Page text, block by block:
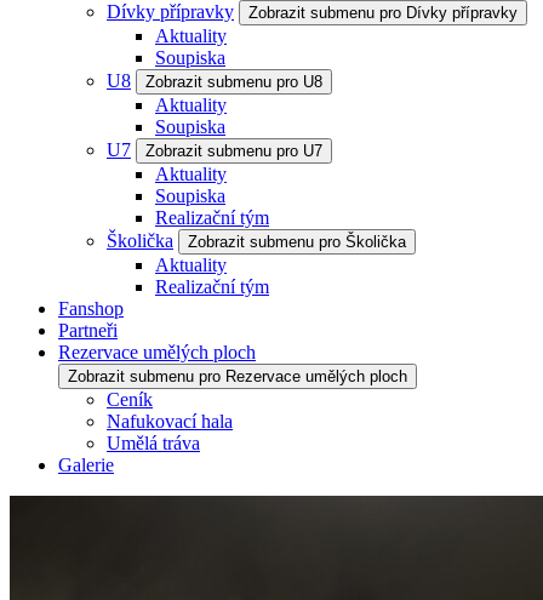
Dívky přípravky
Zobrazit submenu pro Dívky přípravky
Aktuality
Soupiska
U8
Zobrazit submenu pro U8
Aktuality
Soupiska
U7
Zobrazit submenu pro U7
Aktuality
Soupiska
Realizační tým
Školička
Zobrazit submenu pro Školička
Aktuality
Realizační tým
Fanshop
Partneři
Rezervace umělých ploch
Zobrazit submenu pro Rezervace umělých ploch
Ceník
Nafukovací hala
Umělá tráva
Galerie